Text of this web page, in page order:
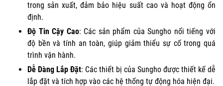
trong sản xuất, đảm bảo hiệu suất cao và hoạt động ổn
định.
Độ Tin Cậy Cao: Các sản phẩm của Sungho nổi tiếng với
độ bền và tính an toàn, giúp giảm thiểu sự cố trong quá
trình vận hành.
Dễ Dàng Lắp Đặt: Các thiết bị của Sungho được thiết kế dễ
lắp đặt và tích hợp vào các hệ thống tự động hóa hiện đại.